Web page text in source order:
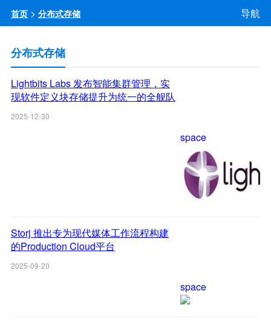
首页> 分布式存储 导航
分布式存储
space
Lightbits Labs 发布智能集群管理，实
现软件定义块存储提升为统一的全舰队
2025-12-30
space
Storj 推出专为现代媒体工作流程构建
的Production Cloud平台
2025-09-20